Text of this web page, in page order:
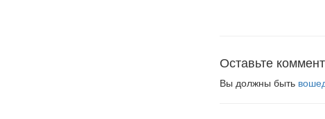
Оставьте
Вы должны быть